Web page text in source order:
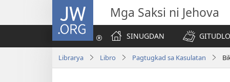
JW.ORG Mga Saksi ni Jehova
SINUGDAN
Librarya Libro Pagtugkad sa Kasulatan